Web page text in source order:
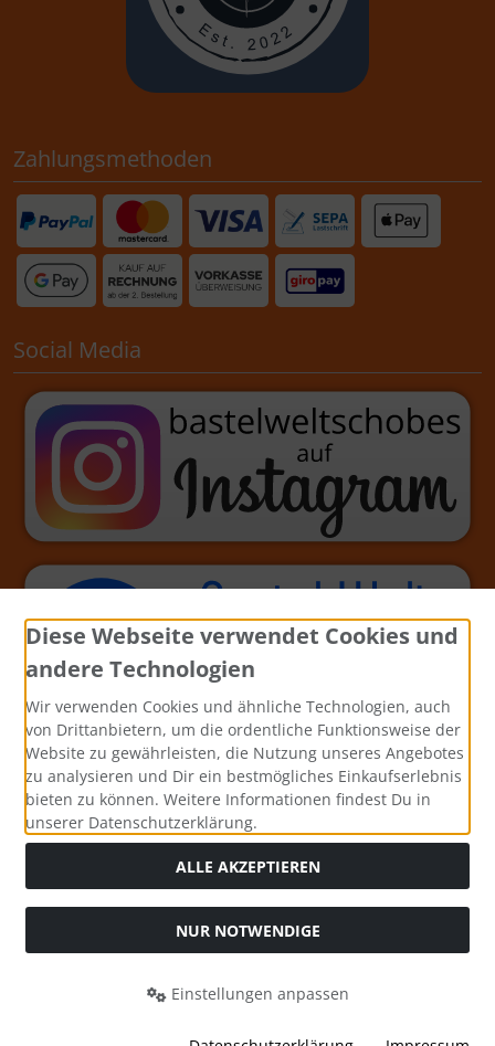
Zahlungsmethoden
Social Media
Alle Preise inkl. gesetzl. MwSt. zzgl.Versandkosten. Die
bei Bastel-Welt Schobes.
Diese Webseite verwendet Cookies und
andere Technologien
Wir verwenden Cookies und ähnliche Technologien, auch
von Drittanbietern, um die ordentliche Funktionsweise der
Website zu gewährleisten, die Nutzung unseres Angebotes
zu analysieren und Dir ein bestmögliches Einkaufserlebnis
bieten zu können. Weitere Informationen findest Du in
unserer Datenschutzerklärung.
ALLE AKZEPTIEREN
NUR NOTWENDIGE
Einstellungen anpassen